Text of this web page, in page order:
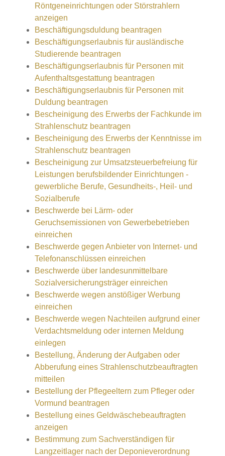
Röntgeneinrichtungen oder Störstrahlern
anzeigen
Beschäftigungsduldung beantragen
Beschäftigungserlaubnis für ausländische
Studierende beantragen
Beschäftigungserlaubnis für Personen mit
Aufenthaltsgestattung beantragen
Beschäftigungserlaubnis für Personen mit
Duldung beantragen
Bescheinigung des Erwerbs der Fachkunde im
Strahlenschutz beantragen
Bescheinigung des Erwerbs der Kenntnisse im
Strahlenschutz beantragen
Bescheinigung zur Umsatzsteuerbefreiung für
Leistungen berufsbildender Einrichtungen -
gewerbliche Berufe, Gesundheits-, Heil- und
Sozialberufe
Beschwerde bei Lärm- oder
Geruchsemissionen von Gewerbebetrieben
einreichen
Beschwerde gegen Anbieter von Internet- und
Telefonanschlüssen einreichen
Beschwerde über landesunmittelbare
Sozialversicherungsträger einreichen
Beschwerde wegen anstößiger Werbung
einreichen
Beschwerde wegen Nachteilen aufgrund einer
Verdachtsmeldung oder internen Meldung
einlegen
Bestellung, Änderung der Aufgaben oder
Abberufung eines Strahlenschutzbeauftragten
mitteilen
Bestellung der Pflegeeltern zum Pfleger oder
Vormund beantragen
Bestellung eines Geldwäschebeauftragten
anzeigen
Bestimmung zum Sachverständigen für
Langzeitlager nach der Deponieverordnung